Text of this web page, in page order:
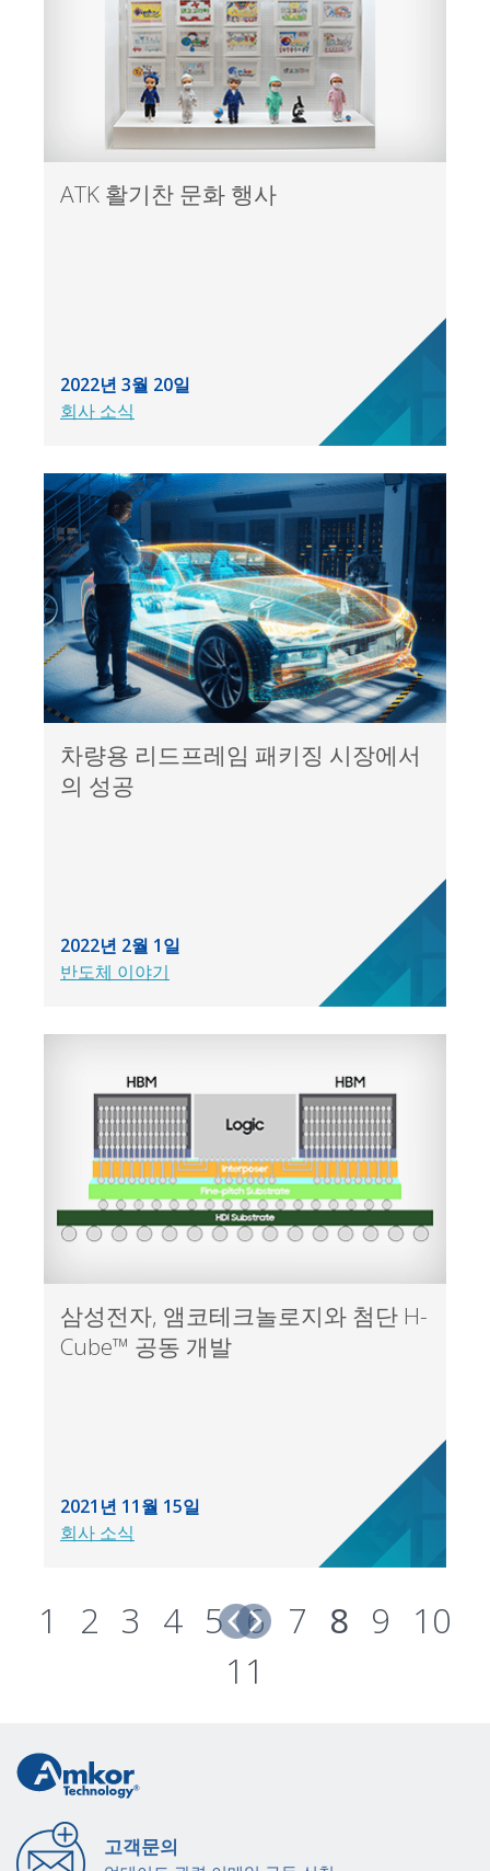
ATK 활기찬 문화 행사
2022년 3월 20일
회사 소식
차량용 리드프레임 패키징 시장에서
의 성공
2022년 2월 1일
반도체 이야기
삼성전자, 앰코테크놀로지와 첨단 H-
Cube™ 공동 개발
2021년 11월 15일
회사 소식
1 2 3 4 5 6 7 8 9 10
11
고객문의